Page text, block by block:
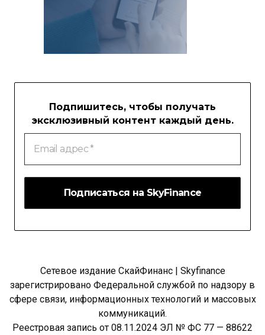
Подпишитесь, чтобы получать
эксклюзивный контент каждый день.
Email
адрес
Сетевое издание СкайФинанс | Skyfinance
зарегистрировано Федеральной службой по надзору в
сфере связи, информационных технологий и массовых
коммуникаций.
Реестровая запись от 08.11.2024 ЭЛ № ФС 77 — 88622